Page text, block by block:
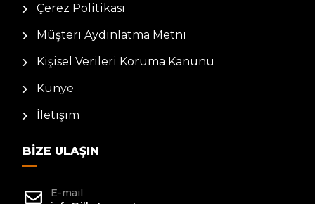
Çerez Politikası
Müşteri Aydınlatma Metni
Kişisel Verileri Koruma Kanunu
Künye
İletişim
BIZE ULAŞIN
E-mail